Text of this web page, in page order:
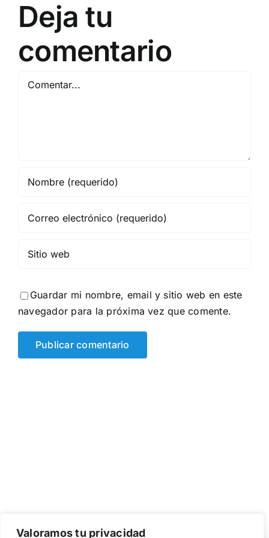
Valoramos tu privacidad
EN BARCELONA
Deja tu
comentario
Guardar mi nombre, email y sitio web en este
navegador para la próxima vez que comente.